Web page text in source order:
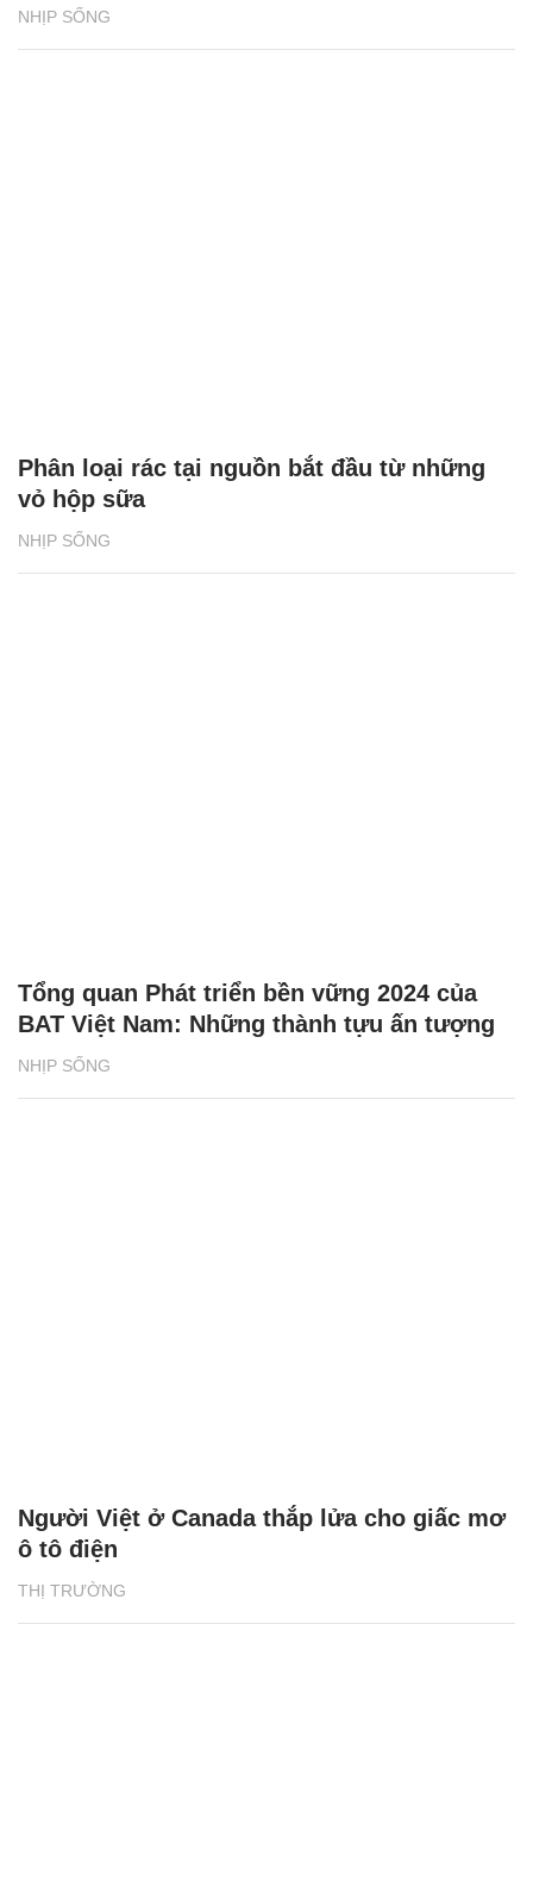
NHỊP SỐNG
NHỊP SỐNG
Phân loại rác tại nguồn bắt đầu từ những
vỏ hộp sữa
NHỊP SỐNG
Tổng quan Phát triển bền vững 2024 của
BAT Việt Nam: Những thành tựu ấn tượng
THỊ TRƯỜNG
Người Việt ở Canada thắp lửa cho giấc mơ
ô tô điện